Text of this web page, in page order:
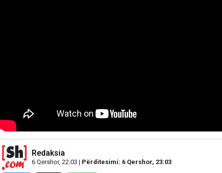
Redaksia
6 Qershor, 22:03 | Përditesimi: 6 Qershor, 23:03